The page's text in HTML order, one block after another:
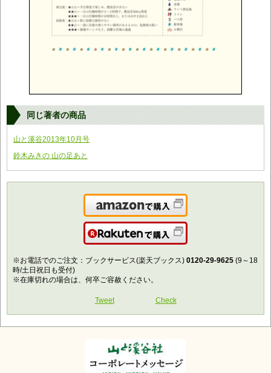
同じ著者の商品
山と溪谷2013年10月号
鈴木みきの 山の足あと
※お電話でのご注文：ブックサービス(楽天ブックス) 0120-29-9625 (9～18
時/土日祝日も受付)
※在庫切れの場合は、何卒ご容赦ください。
Tweet Check